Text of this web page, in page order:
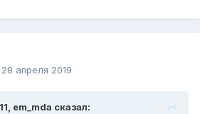
28 апреля 2019
em_mda сказал: